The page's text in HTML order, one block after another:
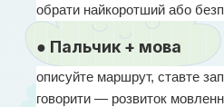
обрати найкоротший або
● Пальчик + мова
описуйте маршрут, ставте
говорити — розвиток